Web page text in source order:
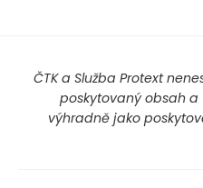
ČTK a Služba Protext
poskytovaný obsah a
výhradně jako